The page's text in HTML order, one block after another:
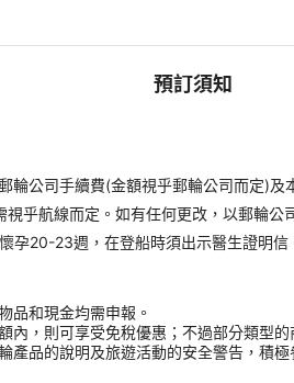
預訂須知
輪公司手續費(金額視乎郵輪公司而定)
乎航線而定。如有任何更改，以郵輪公
20-23週，在登船時須出示醫生證明信
品和現金均需申報。
，則可享受免稅優惠；不過部分類型的
品的說明及旅遊活動的安全警告，積